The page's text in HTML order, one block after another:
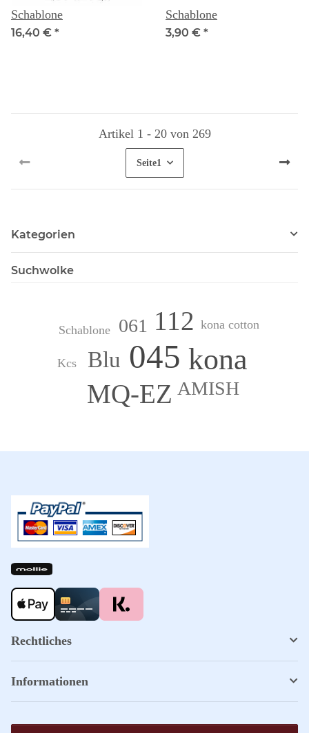
Schablone
16,40 € *
Schablone
3,90 € *
Artikel 1 - 20 von 269
Seite1
Kategorien
Suchwolke
045 kona
MQ-EZ
112
Blu
AMISH
061
Kcs
Schablone kona cotton
Rechtliches
Informationen